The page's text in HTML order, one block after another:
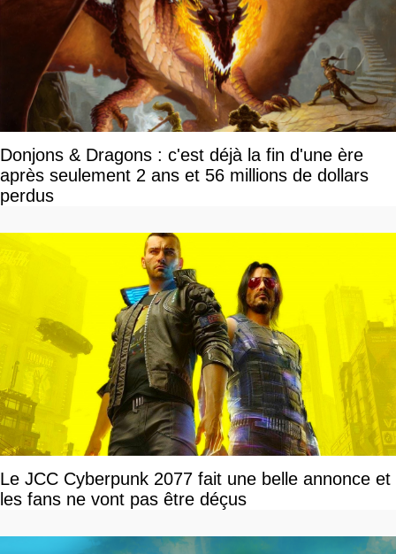
Donjons & Dragons : c'est déjà la fin d'une ère
après seulement 2 ans et 56 millions de dollars
perdus
Le JCC Cyberpunk 2077 fait une belle annonce et
les fans ne vont pas être déçus